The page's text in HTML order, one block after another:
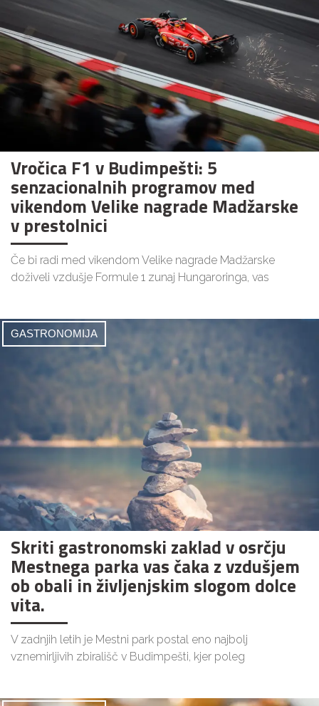
Vročica F1 v Budimpešti: 5
senzacionalnih programov med
vikendom Velike nagrade Madžarske
v prestolnici
Če bi radi med vikendom Velike nagrade Madžarske
doživeli vzdušje Formule 1 zunaj Hungaroringa, vas
GASTRONOMIJA
Skriti gastronomski zaklad v osrčju
Mestnega parka vas čaka z vzdušjem
ob obali in življenjskim slogom dolce
vita.
V zadnjih letih je Mestni park postal eno najbolj
vznemirljivih zbirališč v Budimpešti, kjer poleg